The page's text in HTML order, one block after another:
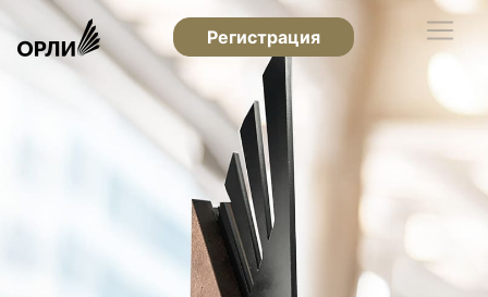
Регистрация